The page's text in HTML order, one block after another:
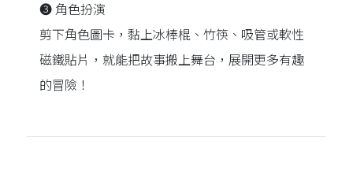
❸ 角色扮演
剪下角色圖卡，黏上冰棒棍、竹筷、吸管或軟性
磁鐵貼片，就能把故事搬上舞台，展開更多有趣
的冒險！